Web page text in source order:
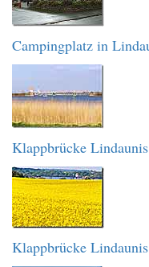
Campingplatz in
Klappbrücke Lindaunis
Klappbrücke